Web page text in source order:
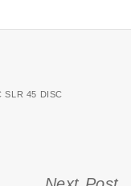
SLR 45 DISC